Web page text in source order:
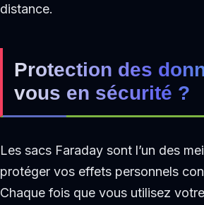
distance.
Protection des
vous en sécurité ?
Les sacs Faraday sont l’un des
protéger vos effets personnels
Chaque fois que vous utilisez